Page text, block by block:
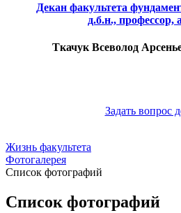
Декан факультета
д.б.н., профессор,
Ткачук Всеволод
Задать вопрос
Жизнь факультета
Фотогалерея
Список фотографий
Список фотографий